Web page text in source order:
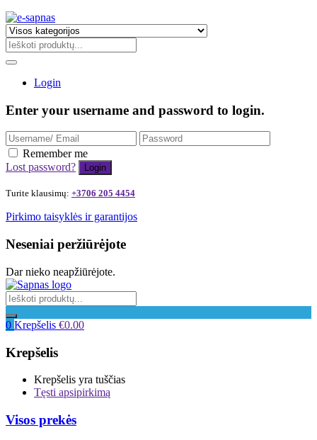
Login
Enter your username and password to login.
Remember me
Lost password?
Turite klausimų: +3706 205 4454
Pirkimo taisyklės ir garantijos
Neseniai peržiūrėjote
Dar nieko neapžiūrėjote.
0 Krepšelis €0.00
Krepšelis
Krepšelis yra tuščias
Tęsti apsipirkimą
Visos prekės